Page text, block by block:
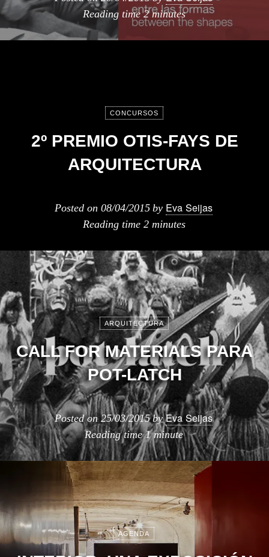
Reading time2 minutes
CONCURSOS
2º PREMIO OTIS-FAYS DE
ARQUITECTURA
Posted on 08/04/2015 by Eva Seijas
Reading time 2 minutes
ARQUITECTURA
CALL FOR MATERIALS PARA
POT-LATCH
Posted on25/03/2015 byEva Seijas
Reading time1 minute
AGENDA